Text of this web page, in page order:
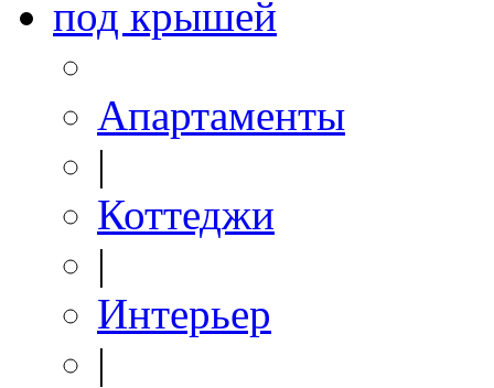
под крышей
Апартаменты
|
Коттеджи
|
Интерьер
|